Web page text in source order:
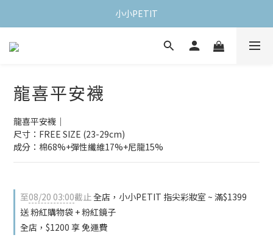
小小PETIT
龍喜平安襪
龍喜平安襪｜
尺寸：FREE SIZE (23-29cm)
成分：棉68%+彈性纖維17%+尼龍15%
至08/20 03:00截止全店，小小PETIT 指尖彩妝室 ~ 滿$1399
送 粉紅購物袋 + 粉紅鏡子
全店，$1200 享 免運費